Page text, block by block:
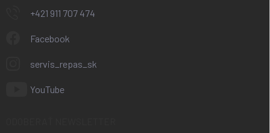
+421 911 707 474
Facebook
servis_repas_sk
YouTube